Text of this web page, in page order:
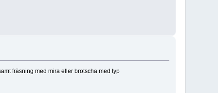
fräsning med mira eller brotscha med typ